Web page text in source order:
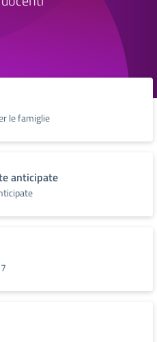
le famiglie
anticipate